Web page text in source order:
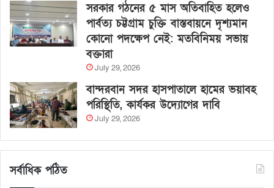
সরকার গঠনের ৫ মাস অতিবাহিত হলেও
পার্বত্য চট্টগ্রাম চুক্তি বাস্তবায়নে দৃশ্যমান
কোনো পদক্ষেপ নেই: মতবিনিময় সভায়
বক্তারা
July 29, 2026
বান্দরবান সদর হাসপাতালে হামের ভয়াবহ
পরিস্থিতি, কার্যকর উদ্যোগের দাবি
July 29, 2026
সর্বাধিক পঠিত